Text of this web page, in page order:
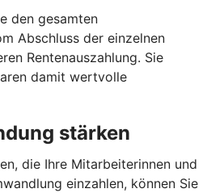
den gesamten
Abschluss der einzelnen
Rentenauszahlung. Sie
damit wertvolle
stärken
die Ihre Mitarbeiterinnen und
einzahlen, können Sie